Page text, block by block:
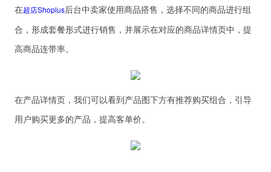
在超店Shoplus后台中卖家使用商品搭售，选择不同的商品进行组
合，形成套餐形式进行销售，并展示在对应的商品详情页中，提
高商品连带率。
在产品详情页，我们可以看到产品图下方有推荐购买组合，引导
用户购买更多的产品，提高客单价。